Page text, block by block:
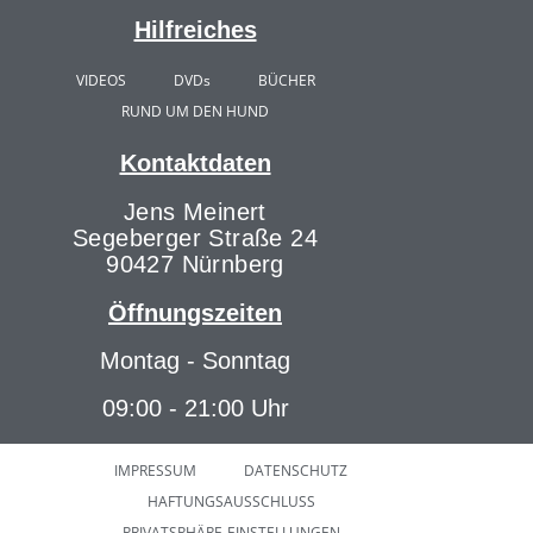
Hilfreiches
VIDEOS DVDs
BÜCHER
RUND UM DEN HUND
Kontaktdaten
Jens Meinert
Segeberger Straße 24
90427 Nürnberg
Öffnungszeiten
Montag - Sonntag
09:00 - 21:00 Uhr
IMPRESSUM
DATENSCHUTZ
HAFTUNGSAUSSCHLUSS